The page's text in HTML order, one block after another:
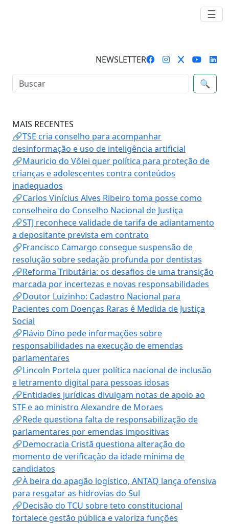
☰
NEWSLETTER
🔍
MAIS RECENTES
🔗TSE cria conselho para acompanhar
desinformação e uso de inteligência artificial
🔗Mauricio do Vôlei quer política para proteção de
crianças e adolescentes contra conteúdos
inadequados
🔗Carlos Vinícius Alves Ribeiro toma posse como
conselheiro do Conselho Nacional de Justiça
🔗STJ reconhece validade de tarifa de adiantamento
a depositante prevista em contrato
🔗Francisco Camargo consegue suspensão de
resolução sobre sedação profunda por dentistas
🔗Reforma Tributária: os desafios de uma transição
marcada por incertezas e novas responsabilidades
🔗Doutor Luizinho: Cadastro Nacional para
Pacientes com Doenças Raras é Medida de Justiça
Social
🔗Flávio Dino pede informações sobre
responsabilidades na execução de emendas
parlamentares
🔗Lincoln Portela quer política nacional de inclusão
e letramento digital para pessoas idosas
🔗Entidades jurídicas divulgam notas de apoio ao
STF e ao ministro Alexandre de Moraes
🔗Rede questiona falta de responsabilização de
parlamentares por emendas impositivas
🔗Democracia Cristã questiona alteração do
momento de verificação da idade mínima de
candidatos
🔗À beira do apagão logístico, ANTAQ lança ofensiva
para resgatar as hidrovias do Sul
🔗Decisão do TCU sobre teto constitucional
fortalece gestão pública e valoriza funções